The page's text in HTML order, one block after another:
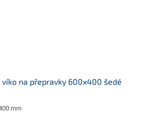
na přepravky 600x400 šedé
mm